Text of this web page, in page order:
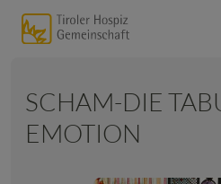
SCHAM-DIE
EMOTION